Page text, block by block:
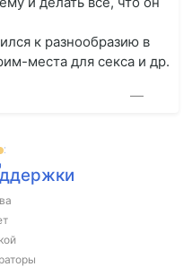
к разнообразию в
места для секса и др.
—